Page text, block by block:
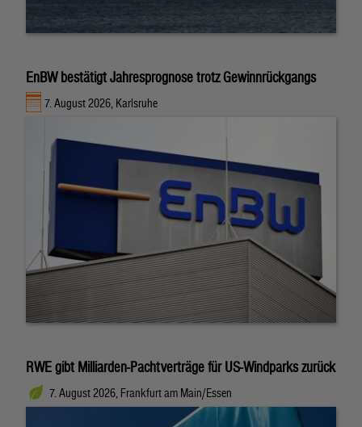
EnBW bestätigt Jahresprognose trotz Gewinnrückgangs
7. August 2026, Karlsruhe
RWE gibt Milliarden-Pachtverträge für US-Windparks zurück
7. August 2026, Frankfurt am Main/Essen